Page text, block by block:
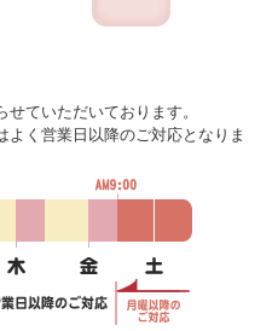
ていただいております。
よく営業日以降のご対応となりま